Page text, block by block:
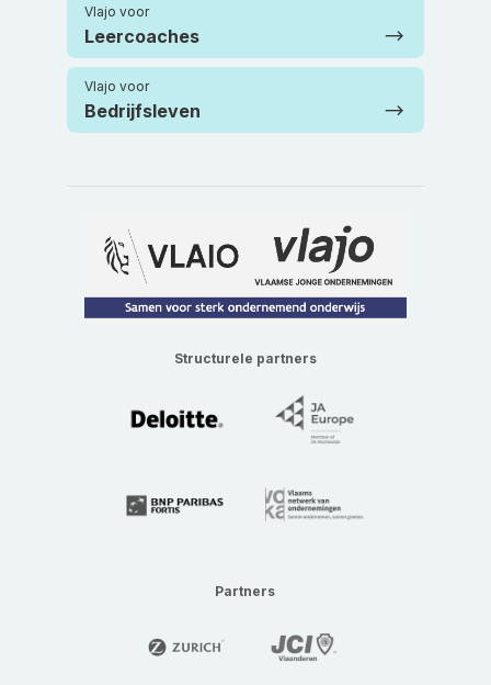
Vlajo voor
Leercoaches
Vlajo voor
Bedrijfsleven
Structurele partners
Partners